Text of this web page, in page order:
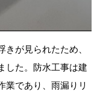
が見られたため、
した。防水工事は建
業であり、雨漏りリ